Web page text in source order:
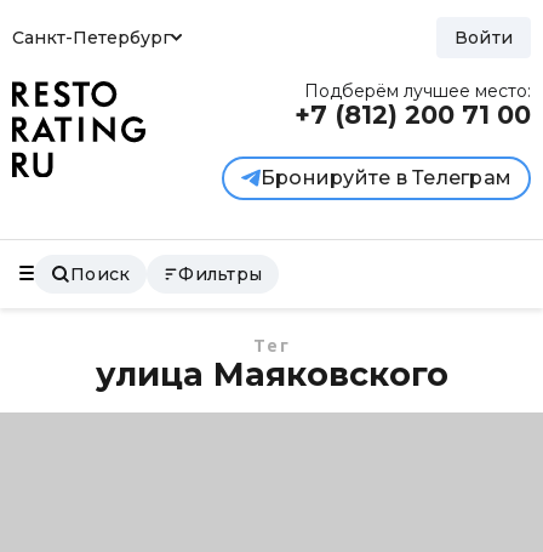
Санкт-Петербург Войти
Подберём лучшее место:
+7 (812) 200 71 00
Бронируйте в Телеграм
Поиск Фильтры
Тег
улица Маяковского